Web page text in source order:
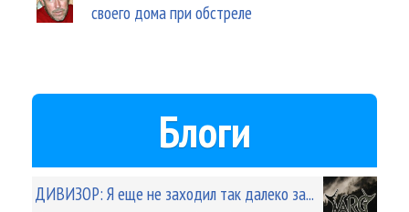
своего дома при обстреле
Блоги
ДИВИЗОР: Я еще не заходил так далеко за...